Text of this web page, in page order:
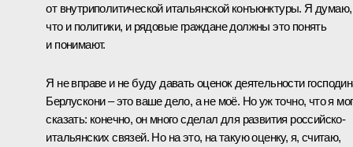
от внутриполитической итальянской конъюнктуры. Я думаю,
что и политики, и рядовые граждане должны это понять
и понимают.
Я не вправе и не буду давать оценок деятельности
Берлускони – это ваше дело, а не моё. Но уж точно, что я
сказать: конечно, он много сделал для развития российско-
итальянских связей. Но на это, на такую оценку, я, считаю,